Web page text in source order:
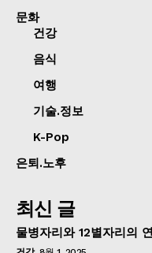
문화
건강
음식
여행
기술.정보
K-Pop
은퇴.노후
최신 글
물병자리와 12별자리의